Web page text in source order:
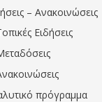
– Ανακοινώσεις
Ειδήσεις
πρόγραμμα